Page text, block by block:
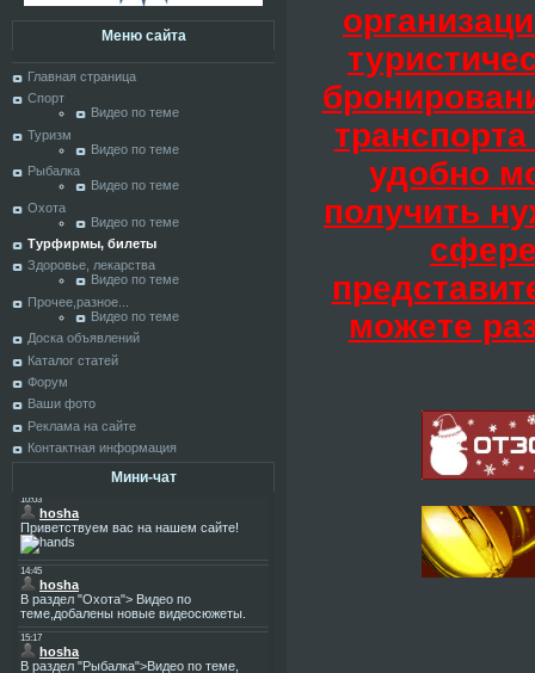
Меню сайта
Главная страница
Спорт
Видео по теме
Туризм
Видео по теме
Рыбалка
Видео по теме
Охота
Видео по теме
Турфирмы, билеты
Здоровье, лекарства
Видео по теме
Прочее,разное...
Видео по теме
Доска объявлений
Каталог статей
Форум
Ваши фото
Реклама на сайте
Контактная информация
Мини-чат
удобно
получить
можете